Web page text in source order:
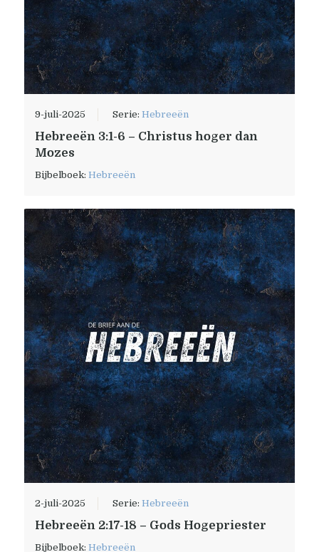
9-juli-2025 Serie:Hebreeën
Hebreeën 3:1-6 – Christus hoger dan
Mozes
Bijbelboek:Hebreeën
2-juli-2025 Serie:Hebreeën
Hebreeën 2:17-18 – Gods Hogepriester
Bijbelboek:Hebreeën